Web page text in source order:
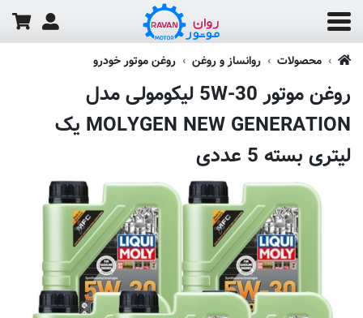
محصولات روانساز و روغن روغن موتور خودرو
روغن موتور 5W-30 لیکومولی مدل
MOLYGEN NEW GENERATION یک
لیتری بسته 5 عددی